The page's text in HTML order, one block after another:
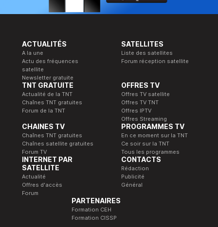
ACTUALITÉS
A la une
Actu des fréquences
satellite
Newsletter gratuite
SATELLITES
Liste des satellites
Forum réception satellite
TNT GRATUITE
Actualité de la TNT
Chaînes TNT gratuites
Forum de la TNT
OFFRES TV
Offres TV satellite
Offres TV TNT
Offres IPTV
Offres Streaming
CHAINES TV
Chaînes TNT gratuites
Chaînes satellite gratuites
Forum TV
PROGRAMMES TV
En ce moment sur la TNT
Ce soir sur la TNT
Tous les programmes
INTERNET PAR
SATELLITE
Actualité
Offres d'accès
Forum
CONTACTS
Rédaction
Publicité
Général
PARTENAIRES
Formation CEH
Formation CISSP